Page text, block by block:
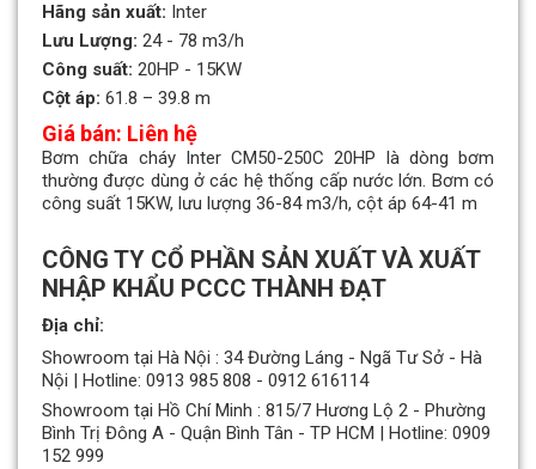
Hãng sản xuất: Inter
Lưu Lượng: 24 - 78 m3/h
Công suất: 20HP - 15KW
Cột áp: 61.8 – 39.8 m
Giá bán: Liên hệ
Bơm chữa cháy Inter CM50-250C 20HP là dòng bơm
thường được dùng ở các hệ thống cấp nước lớn. Bơm có
công suất 15KW, lưu lượng 36-84 m3/h, cột áp 64-41 m
CÔNG TY CỔ PHẦN SẢN XUẤT VÀ XUẤT
NHẬP KHẨU PCCC THÀNH ĐẠT
Địa chỉ:
Showroom tại Hà Nội : 34 Đường Láng - Ngã Tư Sở - Hà
Nội | Hotline: 0913 985 808 - 0912 616114
Showroom tại Hồ Chí Minh : 815/7 Hương Lộ 2 - Phường
Bình Trị Đông A - Quận Bình Tân - TP HCM | Hotline: 0909
152 999